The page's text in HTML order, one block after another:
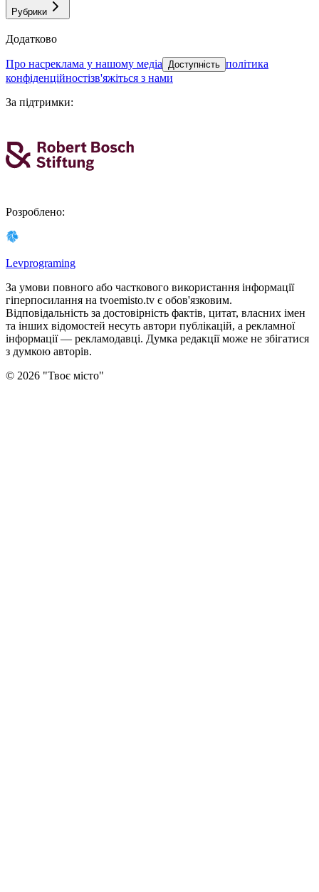
Рубрики
Додатково
про насреклама у нашому медіа Доступність політика
конфіденційностізв'яжіться з нами
За підтримки:
Розроблено:
Levprograming
За умови повного або часткового використання iнформацiї
гіперпосилання на tvoemisto.tv є обов'язковим.
Відповідальність за достовірність фактів, цитат, власних імен
та інших відомостей несуть автори публікацій, а рекламної
інформації — рекламодавці. Думка редакцiї може не збiгатися
з думкою авторiв.
© 2026 "Твоє місто"